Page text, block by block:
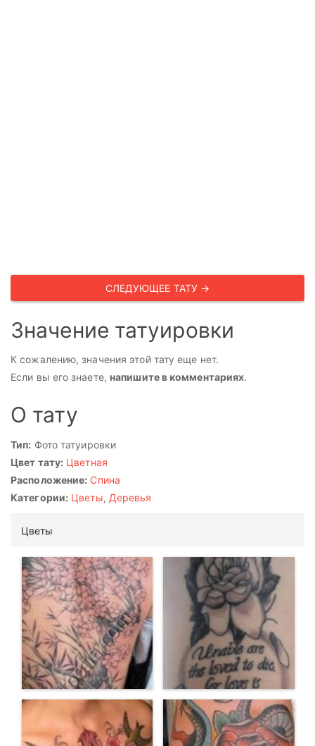
СЛЕДУЮЩЕЕ ТАТУ →
Значение татуировки
К сожалению, значения этой тату еще нет.
Если вы его знаете, напишите в комментариях.
О тату
Тип: Фото татуировки
Цвет тату: Цветная
Расположение: Спина
Категории: Цветы, Деревья
Цветы